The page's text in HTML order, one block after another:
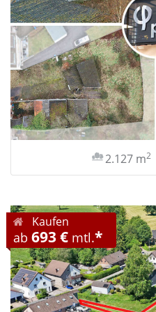
2.127 m2
Kaufen
ab 693 € mtl.*